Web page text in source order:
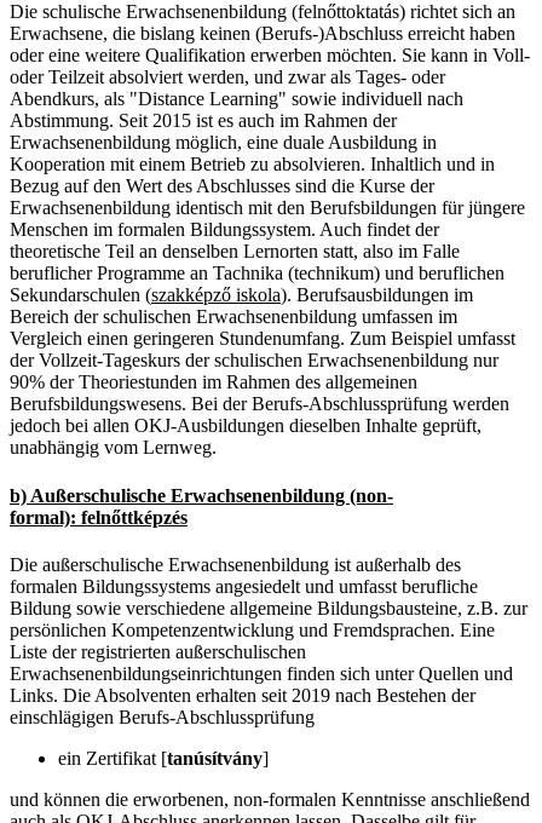
Die schulische Erwachsenenbildung (felnőttoktatás) richtet sich an
Erwachsene, die bislang keinen (Berufs-)Abschluss erreicht haben
oder eine weitere Qualifikation erwerben möchten. Sie kann in Voll-
oder Teilzeit absolviert werden, und zwar als Tages- oder
Abendkurs, als "Distance Learning" sowie individuell nach
Abstimmung. Seit 2015 ist es auch im Rahmen der
Erwachsenenbildung möglich, eine duale Ausbildung in
Kooperation mit einem Betrieb zu absolvieren. Inhaltlich und in
Bezug auf den Wert des Abschlusses sind die Kurse der
Erwachsenenbildung identisch mit den Berufsbildungen für jüngere
Menschen im formalen Bildungssystem. Auch findet der
theoretische Teil an denselben Lernorten statt, also im Falle
beruflicher Programme an Tachnika (technikum) und beruflichen
Sekundarschulen (szakképző iskola). Berufsausbildungen im
Bereich der schulischen Erwachsenenbildung umfassen im
Vergleich einen geringeren Stundenumfang. Zum Beispiel umfasst
der Vollzeit-Tageskurs der schulischen Erwachsenenbildung nur
90% der Theoriestunden im Rahmen des allgemeinen
Berufsbildungswesens. Bei der Berufs-Abschlussprüfung werden
jedoch bei allen OKJ-Ausbildungen dieselben Inhalte geprüft,
unabhängig vom Lernweg.
b) Außerschulische Erwachsenenbildung (non-
formal): felnőttképzés
Die außerschulische Erwachsenenbildung ist außerhalb des
formalen Bildungssystems angesiedelt und umfasst berufliche
Bildung sowie verschiedene allgemeine Bildungsbausteine, z.B. zur
persönlichen Kompetenzentwicklung und Fremdsprachen. Eine
Liste der registrierten außerschulischen
Erwachsenenbildungseinrichtungen finden sich unter Quellen und
Links. Die Absolventen erhalten seit 2019 nach Bestehen der
einschlägigen Berufs-Abschlussprüfung
ein Zertifikat [tanúsítvány]
und können die erworbenen, non-formalen Kenntnisse anschließend